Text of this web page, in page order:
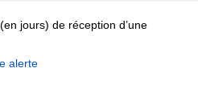
jours) de réception d’une
alerte